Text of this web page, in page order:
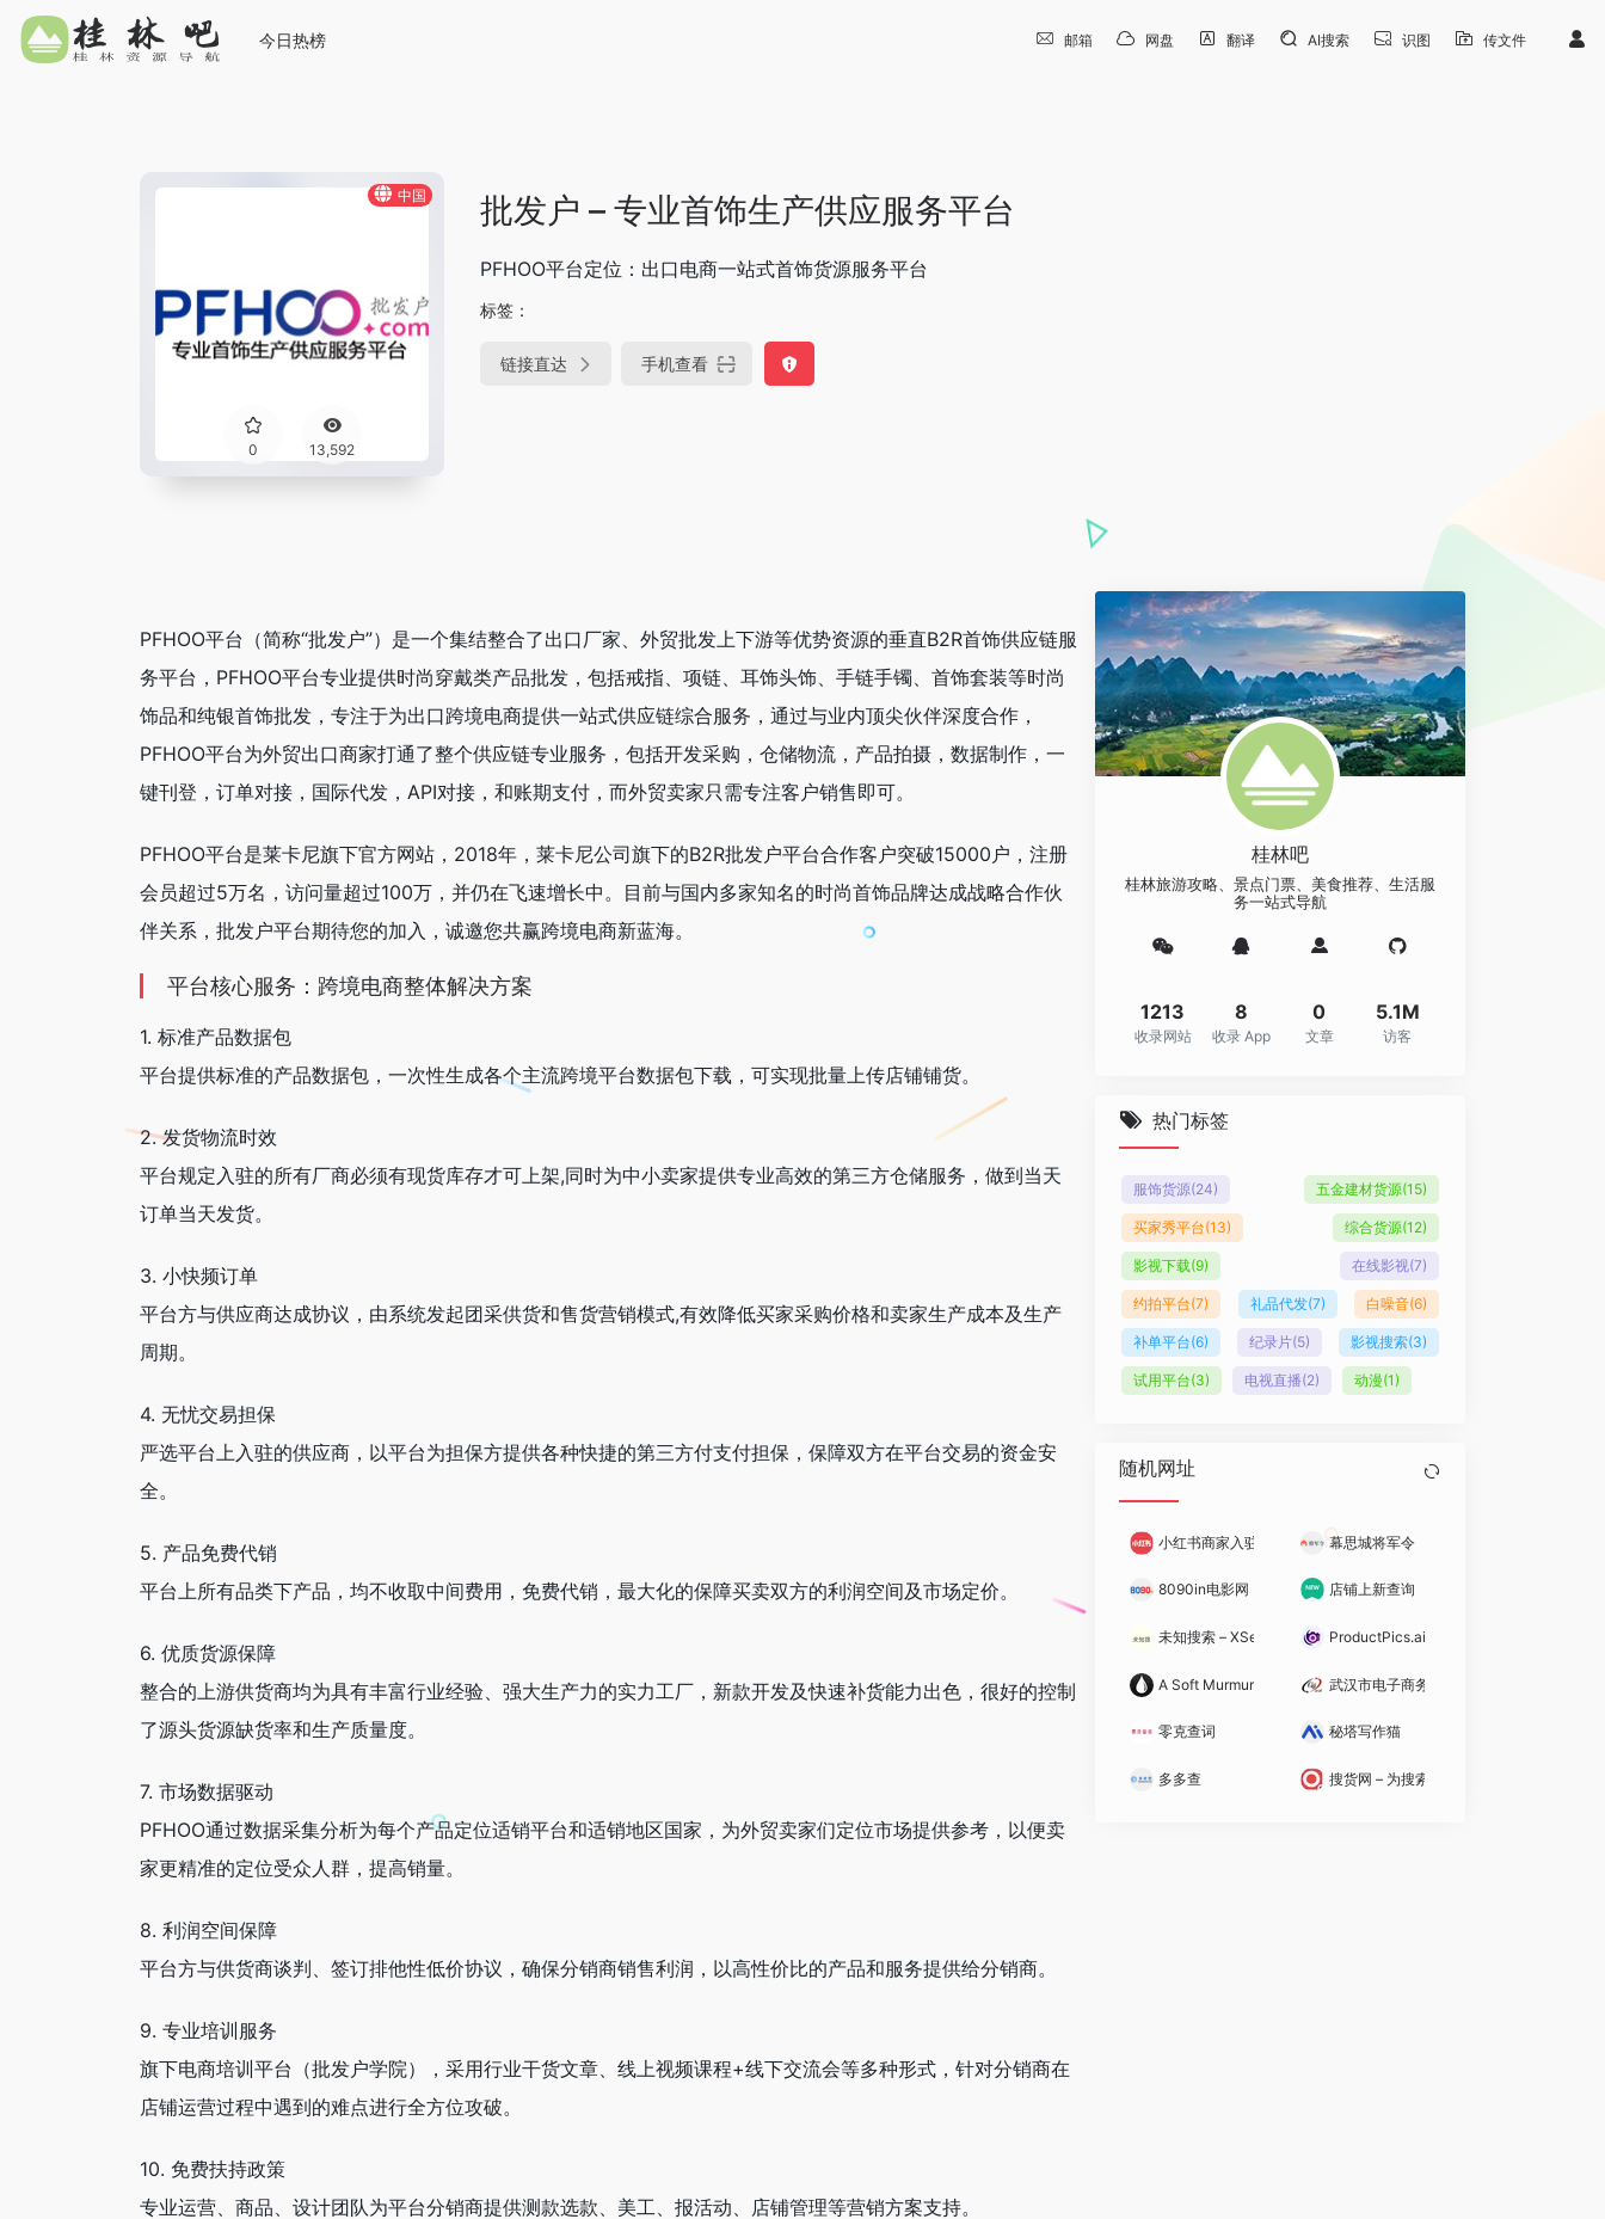
今日热榜 邮箱 网盘 翻译 AI搜索 识图 传文件
中国
0 13,592
批发户 – 专业首饰生产供应服务平台
PFHOO平台定位：出口电商一站式首饰货源服务平台
标签：
链接直达 手机查看
PFHOO平台（简称“批发户”）是一个集结整合了出口厂家、外贸批发上下游等优势资源的垂直B2R首饰供应链服
务平台，PFHOO平台专业提供时尚穿戴类产品批发，包括戒指、项链、耳饰头饰、手链手镯、首饰套装等时尚
饰品和纯银首饰批发，专注于为出口跨境电商提供一站式供应链综合服务，通过与业内顶尖伙伴深度合作，
PFHOO平台为外贸出口商家打通了整个供应链专业服务，包括开发采购，仓储物流，产品拍摄，数据制作，一
键刊登，订单对接，国际代发，API对接，和账期支付，而外贸卖家只需专注客户销售即可。
PFHOO平台是莱卡尼旗下官方网站，2018年，莱卡尼公司旗下的B2R批发户平台合作客户突破15000户，注册
会员超过5万名，访问量超过100万，并仍在飞速增长中。目前与国内多家知名的时尚首饰品牌达成战略合作伙
伴关系，批发户平台期待您的加入，诚邀您共赢跨境电商新蓝海。
平台核心服务：跨境电商整体解决方案
1. 标准产品数据包
平台提供标准的产品数据包，一次性生成各个主流跨境平台数据包下载，可实现批量上传店铺铺货。
2. 发货物流时效
平台规定入驻的所有厂商必须有现货库存才可上架,同时为中小卖家提供专业高效的第三方仓储服务，做到当天
订单当天发货。
3. 小快频订单
平台方与供应商达成协议，由系统发起团采供货和售货营销模式,有效降低买家采购价格和卖家生产成本及生产
周期。
4. 无忧交易担保
严选平台上入驻的供应商，以平台为担保方提供各种快捷的第三方付支付担保，保障双方在平台交易的资金安
全。
5. 产品免费代销
平台上所有品类下产品，均不收取中间费用，免费代销，最大化的保障买卖双方的利润空间及市场定价。
6. 优质货源保障
整合的上游供货商均为具有丰富行业经验、强大生产力的实力工厂，新款开发及快速补货能力出色，很好的控制
了源头货源缺货率和生产质量度。
7. 市场数据驱动
PFHOO通过数据采集分析为每个产品定位适销平台和适销地区国家，为外贸卖家们定位市场提供参考，以便卖
家更精准的定位受众人群，提高销量。
8. 利润空间保障
平台方与供货商谈判、签订排他性低价协议，确保分销商销售利润，以高性价比的产品和服务提供给分销商。
9. 专业培训服务
旗下电商培训平台（批发户学院），采用行业干货文章、线上视频课程+线下交流会等多种形式，针对分销商在
店铺运营过程中遇到的难点进行全方位攻破。
10. 免费扶持政策
专业运营、商品、设计团队为平台分销商提供测款选款、美工、报活动、店铺管理等营销方案支持。
桂林吧
桂林旅游攻略、景点门票、美食推荐、生活服
务一站式导航
1213
收录网站
8
收录 App
0
文章
5.1M
访客
热门标签
服饰货源(24) 五金建材货源(15)
买家秀平台(13) 综合货源(12)
影视下载(9) 在线影视(7)
约拍平台(7) 礼品代发(7) 白噪音(6)
补单平台(6) 纪录片(5) 影视搜索(3)
试用平台(3) 电视直播(2) 动漫(1)
随机网址
小红书商家入驻 幕思城将军令
8090in电影网 店铺上新查询
未知搜索 – XSearch ProductPics.ai
A Soft Murmur在线白噪音生成器武汉市电子商务协会
零克查词 秘塔写作猫
多多查 搜货网 – 为搜索权重量身打造